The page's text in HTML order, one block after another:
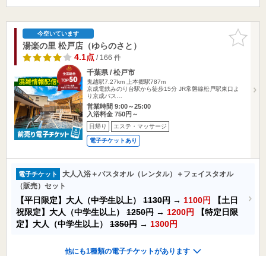
お気に入
りに追加
今空いています
湯楽の里 松戸店（ゆらのさと）
4.1点/ 166 件
千葉県 / 松戸市
鬼越駅7.27km
上本郷駅787m
京成電鉄みのり台駅から徒歩15分 JR常磐線松戸駅東口よ
り京成バス…
営業時間 9:00～25:00
入浴料金 750円～
日帰り エステ・マッサージ
電子チケットあり
電子チケット
大人入浴＋バスタオル（レンタル）＋フェイスタオル
（販売）セット
【平日限定】大人（中学生以上） 1130円 → 1100円
【土日
祝限定】大人（中学生以上） 1250円 → 1200円
【特定日限
定】大人（中学生以上） 1350円 → 1300円
他にも1種類の電子チケットがあります